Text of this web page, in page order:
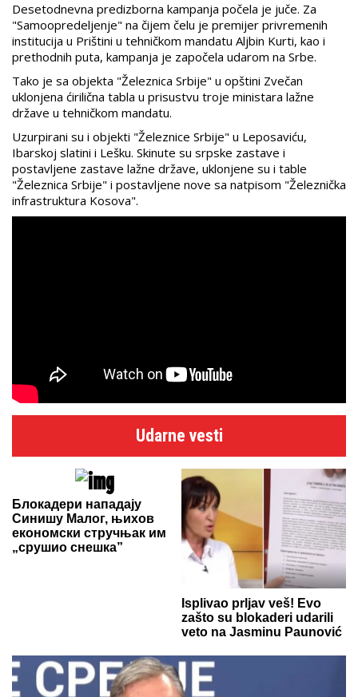
Desetodnevna predizborna kampanja počela je juče. Za
"Samoopredeljenje" na čijem čelu je premijer privremenih
institucija u Prištini u tehničkom mandatu Aljbin Kurti, kao i
prethodnih puta, kampanja je započela udarom na Srbe.
Tako je sa objekta "Železnica Srbije" u opštini Zvečan
uklonjena ćirilična tabla u prisustvu troje ministara lažne
države u tehničkom mandatu.
Uzurpirani su i objekti "Železnice Srbije" u Leposaviću,
Ibarskoj slatini i Lešku. Skinute su srpske zastave i
postavljene zastave lažne države, uklonjene su i table
"Železnica Srbije" i postavljene nove sa natpisom "Železnička
infrastruktura Kosova".
Udarne vesti
Блокадери нападају
Синишу Малог, њихов
економски стручњак им
„срушио снешка”
Isplivao prljav veš! Evo
zašto su blokaderi udarili
veto na Jasminu Paunović